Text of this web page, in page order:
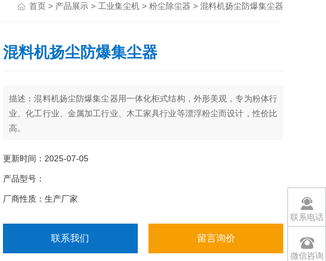
首页 > 产品展示 > 工业集尘机 > 粉尘除尘器 > 混料机扬尘防爆集尘器
混料机扬尘防爆集尘器
描述：混料机扬尘防爆集尘器用一体化柜式结构，外形美观，专为粉体行
业、化工行业、金属加工行业、木工家具行业等漂浮粉尘而设计，性价比
高。
更新时间：2025-07-05
产品型号：
厂商性质：生产厂家
联系我们 留言询价
联系电话
微信咨询